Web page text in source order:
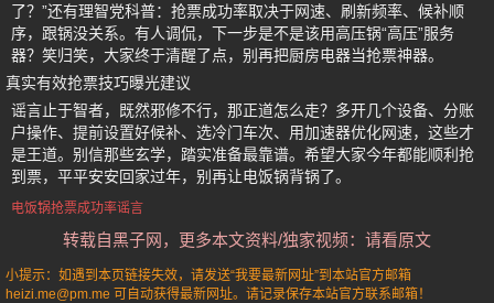
了？”还有理智党科普：抢票成功率取决于网速、刷新频率、候补顺
序，跟锅没关系。有人调侃，下一步是不是该用高压锅“高压”服务
器？笑归笑，大家终于清醒了点，别再把厨房电器当抢票神器。
真实有效抢票技巧曝光建议
谣言止于智者，既然邪修不行，那正道怎么走？多开几个设备、分账
户操作、提前设置好候补、选冷门车次、用加速器优化网速，这些才
是王道。别信那些玄学，踏实准备最靠谱。希望大家今年都能顺利抢
到票，平平安安回家过年，别再让电饭锅背锅了。
电饭锅抢票成功率谣言
转载自黑子网，更多本文资料/独家视频：请看原文
小提示：如遇到本页链接失效，请发送“我要最新网址”到本站官方邮箱
heizi.me@pm.me 可自动获得最新网址。请记录保存本站官方联系邮箱！